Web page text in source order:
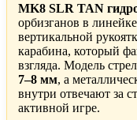
MK8 SLR TAN
орбизганов в
вертикальной
карабина, который
взгляда. Модель
7–8 мм, а
внутри отвечают за
активной игре.